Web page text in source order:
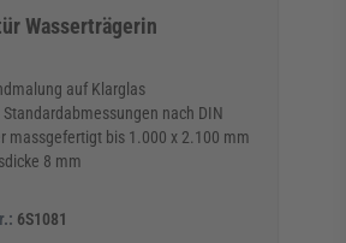
Wasserträgerin
auf Klarglas
Standardabmessungen nach DIN
massgefertigt bis 1.000 x 2.100 mm
8 mm
6S1081